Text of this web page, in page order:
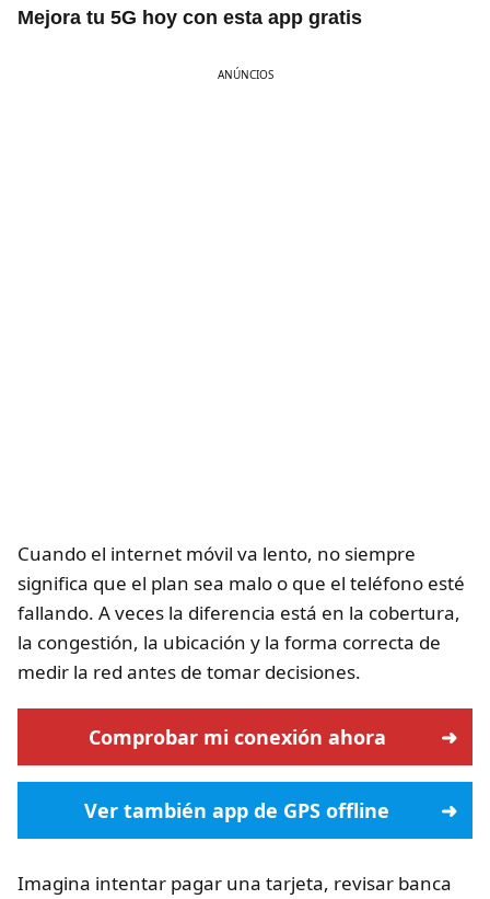
Mejora tu 5G hoy con esta app gratis
ANÚNCIOS
Cuando el internet móvil va lento, no siempre
significa que el plan sea malo o que el teléfono esté
fallando. A veces la diferencia está en la cobertura,
la congestión, la ubicación y la forma correcta de
medir la red antes de tomar decisiones.
Comprobar mi conexión ahora
Ver también app de GPS offline
Imagina intentar pagar una tarjeta, revisar banca